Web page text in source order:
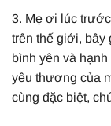
3. Mẹ ơi lúc
trên thế giới, bây
bình yên và
yêu thương của
cùng đặc biệt,